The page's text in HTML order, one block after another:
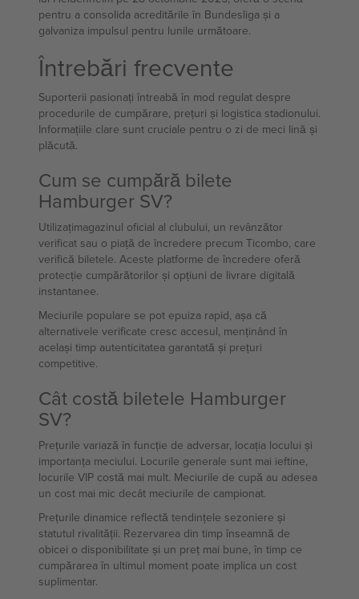
pentru a consolida acreditările în Bundesliga și a
galvaniza impulsul pentru lunile următoare.
Întrebări frecvente
Suporterii pasionați întreabă în mod regulat despre
procedurile de cumpărare, prețuri și logistica stadionului.
Informațiile clare sunt cruciale pentru o zi de meci lină și
plăcută.
Cum se cumpără bilete
Hamburger SV?
Utilizațimagazinul oficial al clubului, un revânzător
verificat sau o piață de încredere precum Ticombo, care
verifică biletele. Aceste platforme de încredere oferă
protecție cumpărătorilor și opțiuni de livrare digitală
instantanee.
Meciurile populare se pot epuiza rapid, așa că
alternativele verificate cresc accesul, menținând în
același timp autenticitatea garantată și prețuri
competitive.
Cât costă biletele Hamburger
SV?
Prețurile variază în funcție de adversar, locația locului și
importanța meciului. Locurile generale sunt mai ieftine,
locurile VIP costă mai mult. Meciurile de cupă au adesea
un cost mai mic decât meciurile de campionat.
Prețurile dinamice reflectă tendințele sezoniere și
statutul rivalității. Rezervarea din timp înseamnă de
obicei o disponibilitate și un preț mai bune, în timp ce
cumpărarea în ultimul moment poate implica un cost
suplimentar.